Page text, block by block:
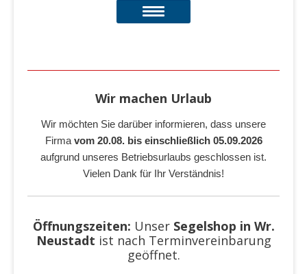
Wir machen Urlaub
Wir möchten Sie darüber informieren, dass unsere
Firma vom 20.08. bis einschließlich 05.09.2026
aufgrund unseres Betriebsurlaubs geschlossen ist.
Vielen Dank für Ihr Verständnis!
Öffnungszeiten: Unser Segelshop in Wr.
Neustadt ist nach Terminvereinbarung
geöffnet.